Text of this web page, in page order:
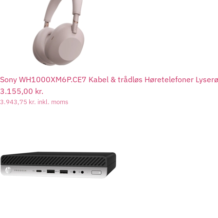
Sony WH1000XM6P.CE7 Kabel & trådløs Høretelefoner
3.155,00 kr.
3.943,75 kr. inkl. moms